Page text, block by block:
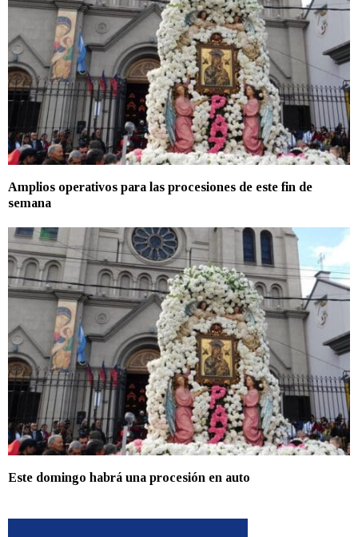
Amplios operativos para las procesiones de este fin de
semana
Este domingo habrá una procesión en auto